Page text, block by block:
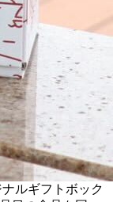
ルギフトボック